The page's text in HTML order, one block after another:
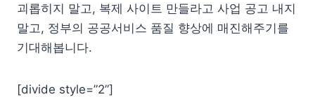
괴롭히지 말고, 복제 사이트 만들라고 사업 공고 내지
말고, 정부의 공공서비스 품질 향상에 매진해주기를
기대해봅니다.
[divide style=”2”]